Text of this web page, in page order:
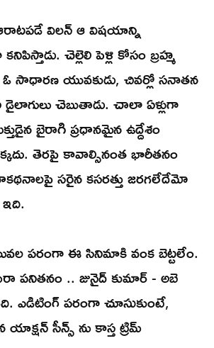
విలన్ ఆ విషయాన్ని
చెల్లెలి పెళ్లి కోసం బ్రహ్మ
సాధారణ యువకుడు, చివర్లో సనాతన
డైలాగులు చెబుతాడు. చాలా ఏళ్లుగా
బైరాగి ప్రధానమైన ఉద్దేశం
తెరపై కావాల్సినంత భారీతనం
సరైన కసరత్తు జరగలేదేమో
పరంగా ఈ సినిమాకి వంక బెట్టలేం.
పనితనం .. జునైద్ కుమార్ - అబె
ఎడిటింగ్ పరంగా చూసుకుంటే,
యాక్షన్ సీన్స్ ను కాస్త ట్రిమ్